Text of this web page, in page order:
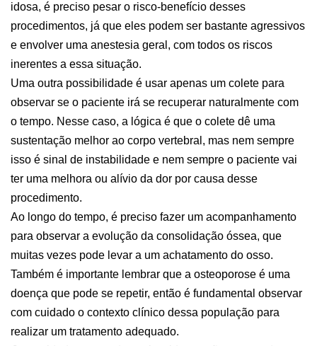
idosa, é preciso pesar o risco-benefício desses
procedimentos, já que eles podem ser bastante agressivos
e envolver uma anestesia geral, com todos os riscos
inerentes a essa situação.
Uma outra possibilidade é usar apenas um colete para
observar se o paciente irá se recuperar naturalmente com
o tempo. Nesse caso, a lógica é que o colete dê uma
sustentação melhor ao corpo vertebral, mas nem sempre
isso é sinal de instabilidade e nem sempre o paciente vai
ter uma melhora ou alívio da dor por causa desse
procedimento.
Ao longo do tempo, é preciso fazer um acompanhamento
para observar a evolução da consolidação óssea, que
muitas vezes pode levar a um achatamento do osso.
Também é importante lembrar que a osteoporose é uma
doença que pode se repetir, então é fundamental observar
com cuidado o contexto clínico dessa população para
realizar um tratamento adequado.